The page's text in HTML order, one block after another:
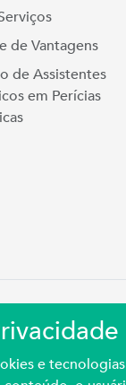
e
de Vantagens
de Assistentes
em Perícias
Simers ©
Sindicato Médico